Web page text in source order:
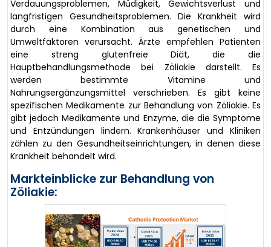
Verdauungsproblemen, Müdigkeit, Gewichtsverlust und
langfristigen Gesundheitsproblemen. Die Krankheit wird
durch eine Kombination aus genetischen und
Umweltfaktoren verursacht. Ärzte empfehlen Patienten
eine streng glutenfreie Diät, die die
Hauptbehandlungsmethode bei Zöliakie darstellt. Es
werden bestimmte Vitamine und
Nahrungsergänzungsmittel verschrieben. Es gibt keine
spezifischen Medikamente zur Behandlung von Zöliakie. Es
gibt jedoch Medikamente und Enzyme, die die Symptome
und Entzündungen lindern. Krankenhäuser und Kliniken
zählen zu den Gesundheitseinrichtungen, in denen diese
Krankheit behandelt wird.
Markteinblicke zur Behandlung von
Zöliakie: